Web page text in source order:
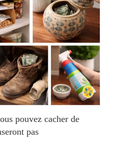
pouvez cacher de
pas